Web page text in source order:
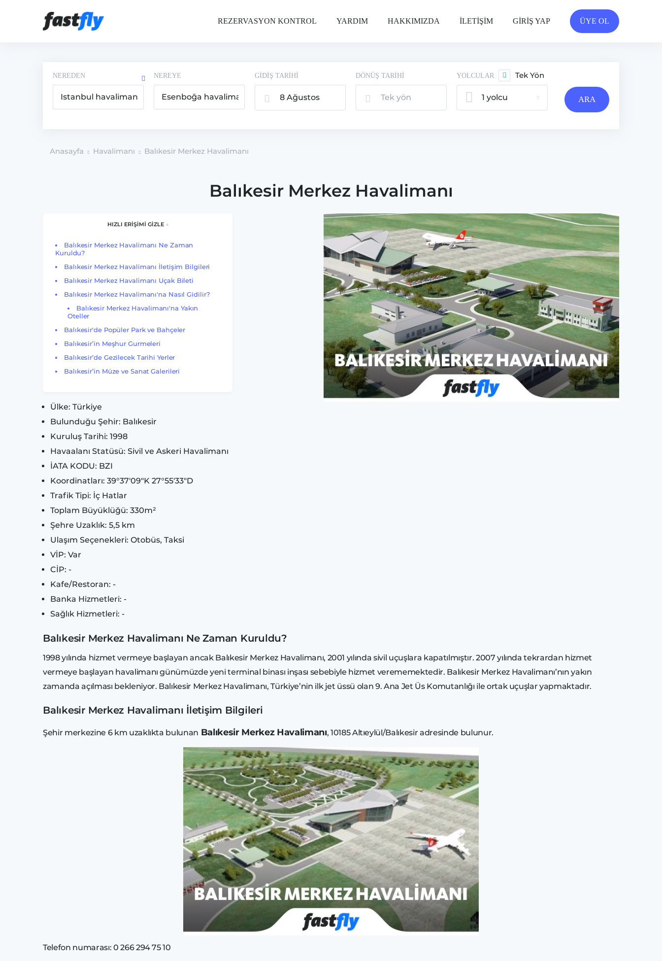
REZERVASYON KONTROL YARDIM HAKKIMIZDA İLETİŞİM GİRİŞ YAP ÜYE OL
NEREDEN NEREYE GİDİŞ TARİHİ
8 Ağustos
DÖNÜŞ TARİHİ
Tek yön
YOLCULAR
1 yolcu
Tek Yön
ARA
Anasayfa Havalimanı Balıkesir Merkez Havalimanı
Balıkesir Merkez Havalimanı
HIZLI ERİŞİMİ GİZLE
Balıkesir Merkez Havalimanı Ne Zaman
Kuruldu?
Balıkesir Merkez Havalimanı İletişim Bilgileri
Balıkesir Merkez Havalimanı Uçak Bileti
Balıkesir Merkez Havalimanı'na Nasıl Gidilir?
Balıkesir Merkez Havalimanı'na Yakın
Oteller
Balıkesir'de Popüler Park ve Bahçeler
Balıkesir’in Meşhur Gurmeleri
Balıkesir’de Gezilecek Tarihi Yerler
Balıkesir’in Müze ve Sanat Galerileri
Ülke: Türkiye
Bulunduğu Şehir: Balıkesir
Kuruluş Tarihi: 1998
Havaalanı Statüsü: Sivil ve Askeri Havalimanı
İATA KODU: BZI
Koordinatları: 39°37′09″K 27°55′33″D
Trafik Tipi: İç Hatlar
Toplam Büyüklüğü: 330m²
Şehre Uzaklık: 5,5 km
Ulaşım Seçenekleri: Otobüs, Taksi
VİP: Var
CİP: -
Kafe/Restoran: -
Banka Hizmetleri: -
Sağlık Hizmetleri: -
Balıkesir Merkez Havalimanı Ne Zaman Kuruldu?
1998 yılında hizmet vermeye başlayan ancak Balıkesir Merkez Havalimanı, 2001 yılında sivil uçuşlara kapatılmıştır. 2007 yılında tekrardan hizmet
vermeye başlayan havalimanı günümüzde yeni terminal binası inşası sebebiyle hizmet verememektedir. Balıkesir Merkez Havalimanı’nın yakın
zamanda açılması bekleniyor. Balıkesir Merkez Havalimanı, Türkiye’nin ilk jet üssü olan 9. Ana Jet Üs Komutanlığı ile ortak uçuşlar yapmaktadır.
Balıkesir Merkez Havalimanı İletişim Bilgileri
Şehir merkezine 6 km uzaklıkta bulunan Balıkesir Merkez Havalimanı, 10185 Altıeylül/Balıkesir adresinde bulunur.
Telefon numarası: 0 266 294 75 10